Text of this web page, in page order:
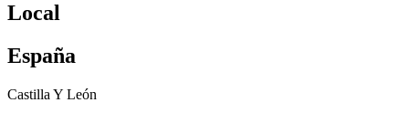
Local
España
Castilla Y León